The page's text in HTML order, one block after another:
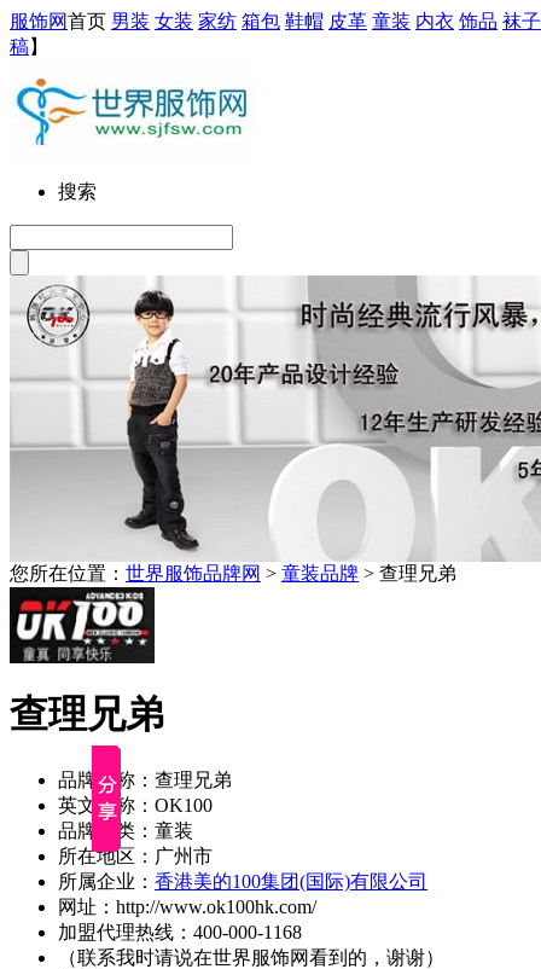
服饰网首页 男装 女装 家纺 箱包 鞋帽 皮革 童装 内衣 饰品 袜子
稿】
搜索
您所在位置： 世界服饰品牌网 > 童装品牌 > 查理兄弟
查理兄弟
品牌名称：查理兄弟
英文名称：OK100
品牌分类：童装
所在地区：广州市
所属企业： 香港美的100集团(国际)有限公司
网址：http://www.ok100hk.com/
加盟代理热线：400-000-1168
（联系我时请说在世界服饰网看到的，谢谢）